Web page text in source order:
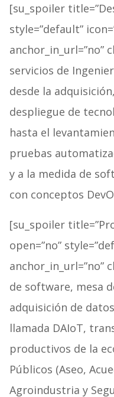
[su_spoiler
style=”default”
anchor_in_url=”no”
servicios de
desde la
despliegue de
hasta el
pruebas
y a la medida de
con conceptos
[su_spoiler
open=”no”
anchor_in_url=”no”
de software, mesa
adquisición de
llamada DAIoT,
productivos de la
Públicos (Aseo,
Agroindustria y